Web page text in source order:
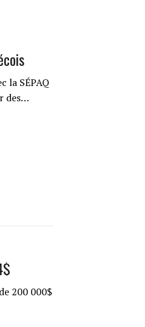
la SÉPAQ
des…
200 000$